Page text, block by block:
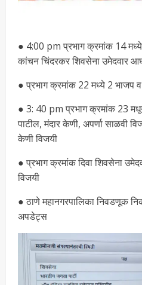
● 4:00 pm प्रभाग क्रमांक 14
कांचन चिंदरकर शिवसेना उमेदवार
● प्रभाग क्रमांक 22 मध्ये 2 भाजप
● 3: 40 pm प्रभाग क्रमांक 23
पाटील, मंदार केणी, अपर्णा साळवी
केणी विजयी
● प्रभाग क्रमांक दिवा शिवसेना
विजयी
● ठाणे महानगरपालिका निवडणूक
अपडेट्स